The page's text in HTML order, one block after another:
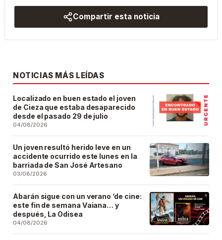
Compartir esta noticia
NOTICIAS MÁS LEÍDAS
Localizado en buen estado el joven
de Cieza que estaba desaparecido
desde el pasado 29 de julio
04/08/2026
Un joven resultó herido leve en un
accidente ocurrido este lunes en la
barriada de San José Artesano
03/08/2026
Abarán sigue con un verano ‘de cine:
este fin de semana Vaiana… y
después, La Odisea
04/08/2026